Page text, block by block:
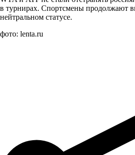
в турнирах. Спортсмены продолжают
нейтральном статусе.
фото: lenta.ru